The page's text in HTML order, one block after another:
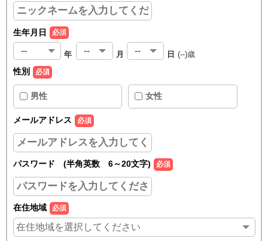
生年月日 必須
年 月 日 (--)歳
性別 必須
男性 女性
メールアドレス 必須
パスワード (半角英数 6～20文字) 必須
在住地域 必須